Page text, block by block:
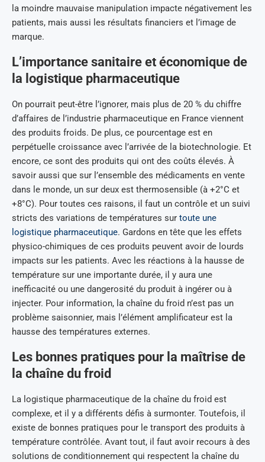
la moindre mauvaise manipulation impacte négativement les
patients, mais aussi les résultats financiers et l’image de
marque.
L’importance sanitaire et économique de
la logistique pharmaceutique
On pourrait peut-être l’ignorer, mais plus de 20 % du chiffre
d’affaires de l’industrie pharmaceutique en France viennent
des produits froids. De plus, ce pourcentage est en
perpétuelle croissance avec l’arrivée de la biotechnologie. Et
encore, ce sont des produits qui ont des coûts élevés. À
savoir aussi que sur l’ensemble des médicaments en vente
dans le monde, un sur deux est thermosensible (à +2°C et
+8°C). Pour toutes ces raisons, il faut un contrôle et un suivi
stricts des variations de températures sur toute une
logistique pharmaceutique. Gardons en tête que les effets
physico-chimiques de ces produits peuvent avoir de lourds
impacts sur les patients. Avec les réactions à la hausse de
température sur une importante durée, il y aura une
inefficacité ou une dangerosité du produit à ingérer ou à
injecter. Pour information, la chaîne du froid n’est pas un
problème saisonnier, mais l’élément amplificateur est la
hausse des températures externes.
Les bonnes pratiques pour la maîtrise de
la chaîne du froid
La logistique pharmaceutique de la chaîne du froid est
complexe, et il y a différents défis à surmonter. Toutefois, il
existe de bonnes pratiques pour le transport des produits à
température contrôlée. Avant tout, il faut avoir recours à des
solutions de conditionnement qui respectent la chaîne du